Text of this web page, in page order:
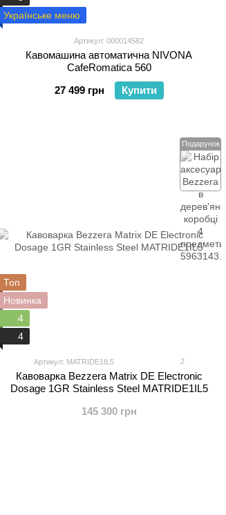
Українське меню
Артикул: 000014582
Кавомашина автоматична NIVONA
CafeRomatica 560
27 499 грн
Купити
Подарунок
Топ
Новинка
4
4
Артикул: MATRIDE1IL5 2
Кавоварка Bezzera Matrix DE Electronic
Dosage 1GR Stainless Steel MATRIDE1IL5
145 300 грн